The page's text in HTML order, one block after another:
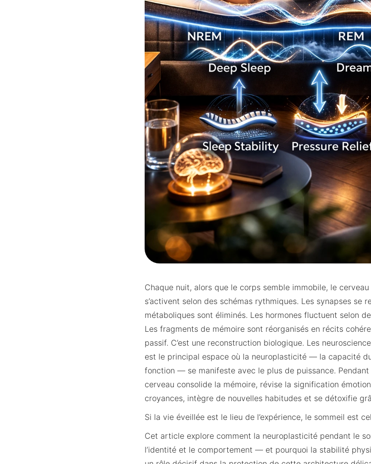
Chaque nuit, alors que le corps semble immobile, le
s’activent selon des schémas rythmiques. Les synapses se
métaboliques sont éliminés. Les hormones fluctuent selon
Les fragments de mémoire sont réorganisés en récits
passif. C’est une reconstruction biologique. Les
est le principal espace où la neuroplasticité — la capacité
fonction — se manifeste avec le plus de puissance.
cerveau consolide la mémoire, révise la signification
croyances, intègre de nouvelles habitudes et se détoxifie
Si la vie éveillée est le lieu de l’expérience, le sommeil est
Cet article explore comment la neuroplasticité pendant le
l’identité et le comportement — et pourquoi la stabilité